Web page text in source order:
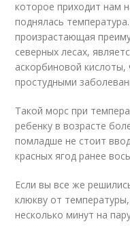
которое приходит нам
поднялась
произрастающая
северных лесах,
аскорбиновой
простудными
Такой морс при
ребенку в возрасте
помладше не стоит
красных ягод ранее
Если вы все же
клюкву от
несколько минут на